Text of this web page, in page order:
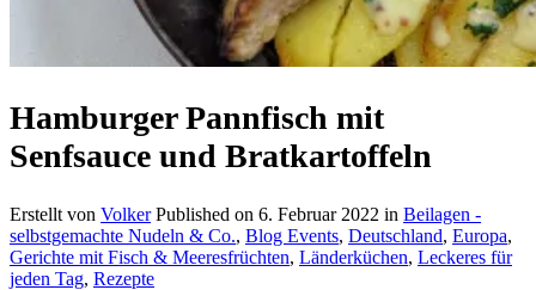
Hamburger Pannfisch mit
Senfsauce und Bratkartoffeln
Erstellt von Volker Published on 6. Februar 2022 in Beilagen -
selbstgemachte Nudeln & Co., Blog Events, Deutschland, Europa,
Gerichte mit Fisch & Meeresfrüchten, Länderküchen, Leckeres für
jeden Tag, Rezepte